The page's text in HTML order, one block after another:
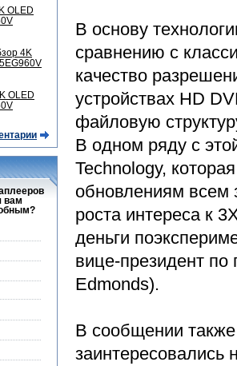
В основу
сравнению с
качество
устройствах HD
файловую
В одном ряду с
Technology,
обновлениям всем
роста интереса к
деньги
вице-президент
Edmonds).
В сообщении также
OLED
4K
OLED
вам